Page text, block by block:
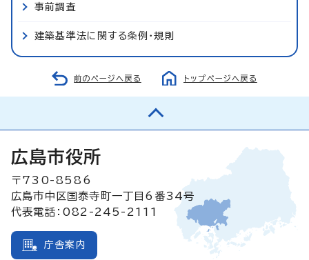
事前調査
建築基準法に関する条例・規則
前のページへ戻る トップページへ戻る
広島市役所
〒730-8586
広島市中区国泰寺町一丁目6番34号
代表電話：082-245-2111
庁舎案内